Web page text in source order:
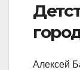
Алексей